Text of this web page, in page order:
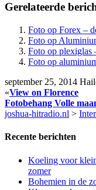
Gerelateerde
Foto op Forex –
Foto op
Foto op plexiglas
Foto op
september 25, 2014
«View on Florence
Fotobehang Volle
joshua-hitradio.nl >
Recente berichten
Koeling voor
zomer
Bohemien in de